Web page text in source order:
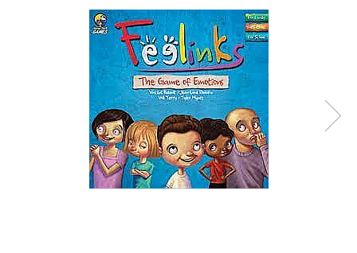
Jocuri pentru copii
Puzzle-uri logice
Jocuri cu miniaturi
Final Girl - solo game
Miniaturi Arkham Horror
Miniaturi HEROCLIX